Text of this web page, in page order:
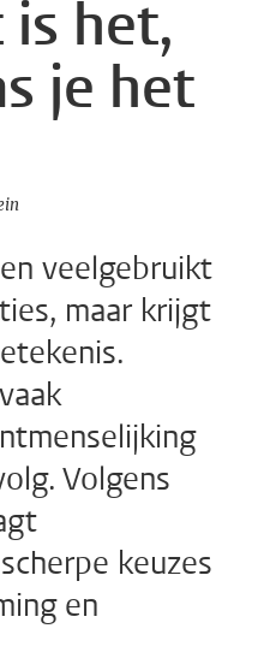
het,
je het
veelgebruikt
maar krijgt
Volgens
keuzes
en